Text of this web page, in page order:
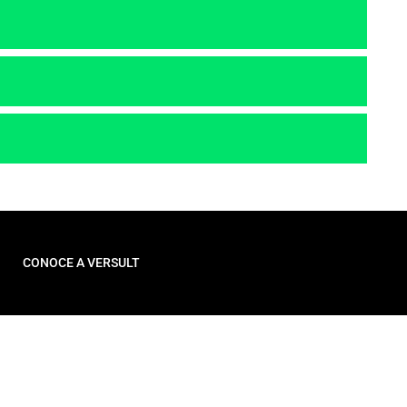
CONOCE A VERSULT